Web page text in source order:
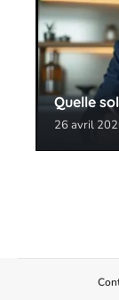
Quelle
26 avril